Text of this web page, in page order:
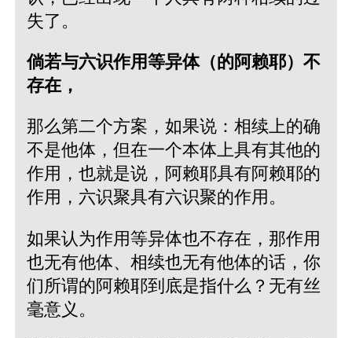
失了。
倘若与六识作用等异体（的阿赖耶）不
存在，
那么第二个方案，如果说：相续上的确
不是他体，但在一个本体上具有其他的
作用，也就是说，阿赖耶具有阿赖耶的
作用，六识聚具有六识聚的作用。
如果认为作用等异体也不存在，那作用
也无有他体、相续也无有他体的话，你
们所谓的阿赖耶到底是指什么？无有丝
毫意义。